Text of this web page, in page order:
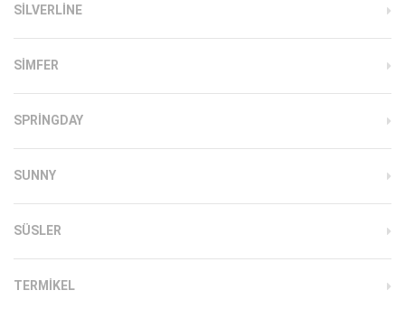
SILVERLINE
SIMFER
SPRINGDAY
SUNNY
SÜSLER
TERMIKEL